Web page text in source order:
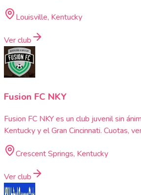
Louisville, Kentucky
Ver club
Fusion FC NKY
Fusion FC NKY es un club juvenil sin
Kentucky y el Gran Cincinnati. Cuotas,
Crescent Springs, Kentucky
Ver club